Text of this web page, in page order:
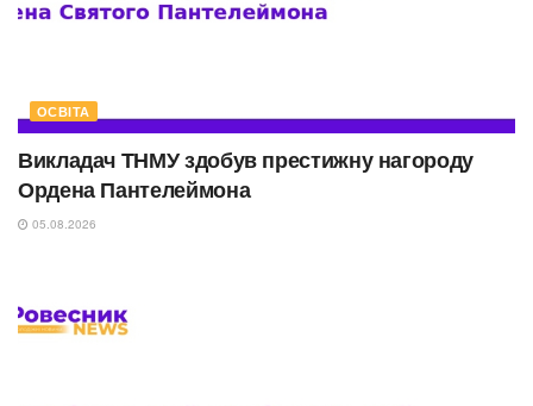
ОСВІТА
Викладач ТНМУ здобув престижну нагороду
Ордена Пантелеймона
05.08.2026